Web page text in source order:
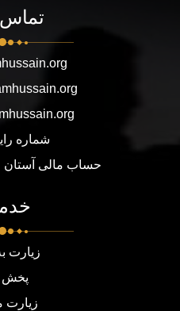
تماس
شماره
حساب مالی
زیارت
پخش
زیارت